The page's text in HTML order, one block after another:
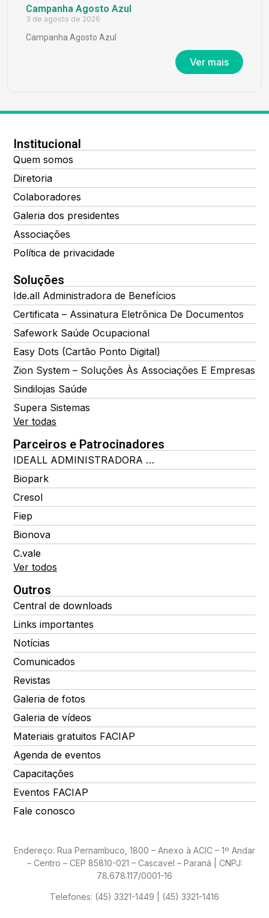
Campanha Agosto Azul
3 de agosto de 2026
Campanha Agosto Azul
Ver mais
Institucional
Quem somos
Diretoria
Colaboradores
Galeria dos presidentes
Associações
Política de privacidade
Soluções
Ide.all Administradora de Benefícios
Certificata – Assinatura Eletrônica De Documentos
Safework Saúde Ocupacional
Easy Dots (Cartão Ponto Digital)
Zion System – Soluções Às Associações E Empresas
Sindilojas Saúde
Supera Sistemas
Ver todas
Parceiros e Patrocinadores
IDEALL ADMINISTRADORA DE BENEFÍCIOS
Biopark
Cresol
Fiep
Bionova
C.vale
Ver todos
Outros
Central de downloads
Links importantes
Notícias
Comunicados
Revistas
Galeria de fotos
Galeria de vídeos
Materiais gratuitos FACIAP
Agenda de eventos
Capacitações
Eventos FACIAP
Fale conosco
Endereço: Rua Pernambuco, 1800 – Anexo à ACIC – 1º Andar
– Centro – CEP 85810-021 – Cascavel – Paraná | CNPJ:
78.678.117/0001-16
Telefones: (45) 3321-1449 | (45) 3321-1416